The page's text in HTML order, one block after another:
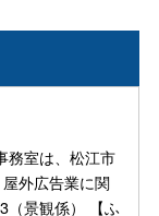
室は、松江市
外広告業に関
景観係） 【ふ